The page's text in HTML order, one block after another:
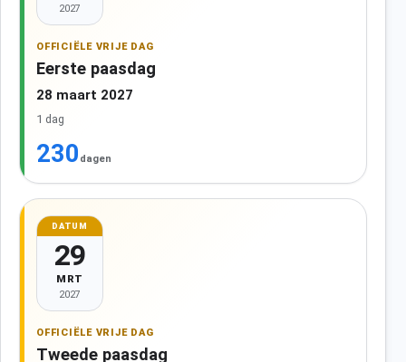
2027
OFFICIËLE VRIJE DAG
Eerste paasdag
28 maart 2027
1 dag
230 dagen
DATUM
29
MRT
2027
OFFICIËLE VRIJE DAG
Tweede paasdag